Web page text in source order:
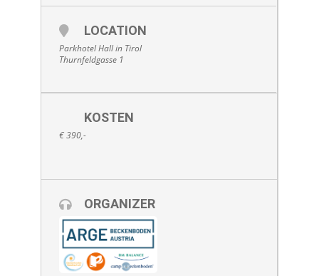
LOCATION
Parkhotel Hall in Tirol
Thurnfeldgasse 1
KOSTEN
€ 390,-
ORGANIZER